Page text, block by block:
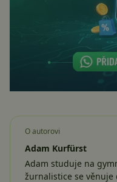
O autorovi
Adam Kurfürst
Adam studuje na
žurnalistice se věnuje